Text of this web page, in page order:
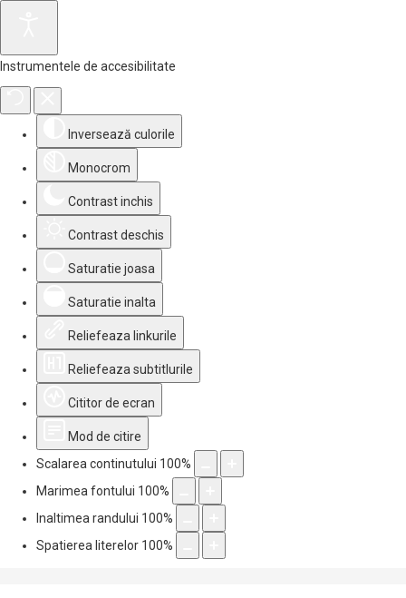
Instrumentele de accesibilitate
Inversează culorile
Monocrom
Contrast inchis
Contrast deschis
Saturatie joasa
Saturatie inalta
Reliefeaza linkurile
Reliefeaza subtitlurile
Cititor de ecran
Mod de citire
Scalarea continutului 100%
Marimea fontului 100%
Inaltimea randului 100%
Spatierea literelor 100%